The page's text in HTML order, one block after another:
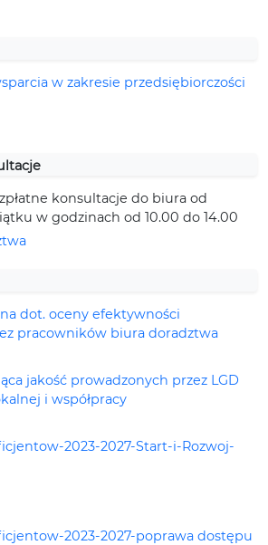
w zakresie przedsiębiorczości
konsultacje do biura od
w godzinach od 10.00 do 14.00
dot. oceny efektywności
pracowników biura doradztwa
jakość prowadzonych przez LGD
i współpracy
2023-2027-Start-i-Rozwoj-
2023-2027-poprawa dostępu